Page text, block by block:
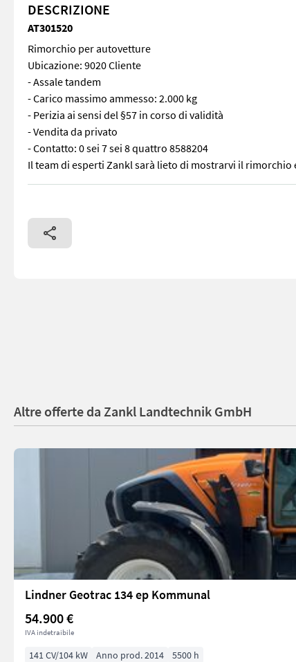
DESCRIZIONE
AT301520
Rimorchio per autovetture
Ubicazione: 9020 Cliente
- Assale tandem
- Carico massimo ammesso: 2.000 kg
- Perizia ai sensi del §57 in corso di validità
- Vendita da privato
- Contatto: 0 sei 7 sei 8 quattro 8588204
Il team di esperti Zankl sarà lieto di mostrarvi il
Rimorchio per autovetture Ubicazione: 9020 Cliente -
Altre offerte da Zankl Landtechnik GmbH
Lindner Geotrac 134 ep Kommunal
54.900 €
IVA indetraibile
141 CV/104 kW Anno prod. 2014 5500 h